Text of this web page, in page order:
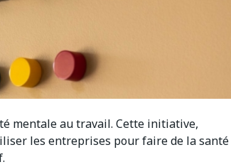
mentale au travail. Cette initiative,
les entreprises pour faire de la santé